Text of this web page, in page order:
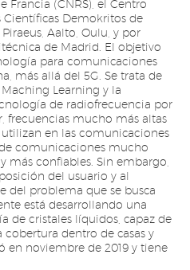
Francia (CNRS), el Centro
Demokritos de
Aalto, Oulu, y por
de Madrid. El objetivo
para comunicaciones
más allá del 5G. Se trata de
Learning y la
de radiofrecuencia por
frecuencias mucho más altas
en las comunicaciones
comunicaciones mucho
más confiables. Sin embargo,
del usuario y al
del problema que se busca
está desarrollando una
de cristales líquidos, capaz de
dentro de casas y
en noviembre de 2019 y tiene